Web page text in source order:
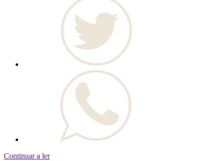
Continuar a ler